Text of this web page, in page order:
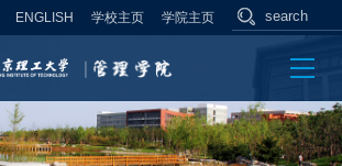
ENGLISH 学校主页 学院主页